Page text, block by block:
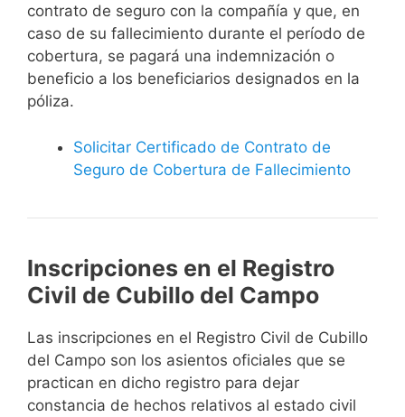
contrato de seguro con la compañía y que, en
caso de su fallecimiento durante el período de
cobertura, se pagará una indemnización o
beneficio a los beneficiarios designados en la
póliza.
Solicitar Certificado de Contrato de
Seguro de Cobertura de Fallecimiento
Inscripciones en el Registro
Civil de Cubillo del Campo
Las inscripciones en el Registro Civil de Cubillo
del Campo son los asientos oficiales que se
practican en dicho registro para dejar
constancia de hechos relativos al estado civil